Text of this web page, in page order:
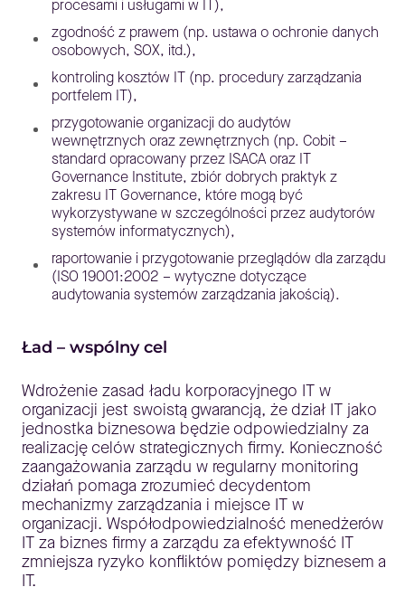
procesami i usługami w IT),
zgodność z prawem (np. ustawa o ochronie danych
osobowych, SOX, itd.),
kontroling kosztów IT (np. procedury zarządzania
portfelem IT),
przygotowanie organizacji do audytów
wewnętrznych oraz zewnętrznych (np. Cobit –
standard opracowany przez ISACA oraz IT
Governance Institute, zbiór dobrych praktyk z
zakresu IT Governance, które mogą być
wykorzystywane w szczególności przez audytorów
systemów informatycznych),
raportowanie i przygotowanie przeglądów dla zarządu
(ISO 19001:2002 – wytyczne dotyczące
audytowania systemów zarządzania jakością).
Ład – wspólny cel
Wdrożenie zasad ładu korporacyjnego IT w
organizacji jest swoistą gwarancją, że dział IT jako
jednostka biznesowa będzie odpowiedzialny za
realizację celów strategicznych firmy. Konieczność
zaangażowania zarządu w regularny monitoring
działań pomaga zrozumieć decydentom
mechanizmy zarządzania i miejsce IT w
organizacji. Współodpowiedzialność menedżerów
IT za biznes firmy a zarządu za efektywność IT
zmniejsza ryzyko konfliktów pomiędzy biznesem a
IT.